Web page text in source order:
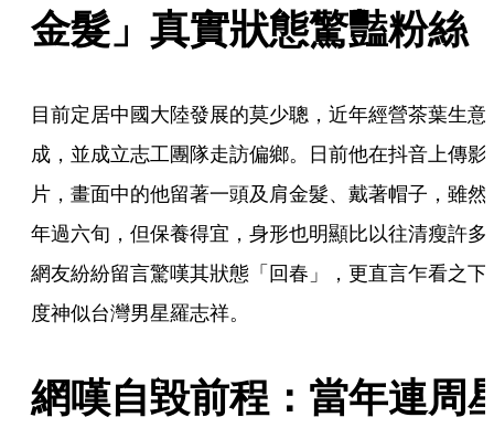
金髮」真實狀態驚豔粉絲
目前定居中國大陸發展的莫少聰，近年經營茶葉生意
成，並成立志工團隊走訪偏鄉。日前他在抖音上傳影
片，畫面中的他留著一頭及肩金髮、戴著帽子，雖然
年過六旬，但保養得宜，身形也明顯比以往清瘦許多
網友紛紛留言驚嘆其狀態「回春」，更直言乍看之下
度神似台灣男星羅志祥。
網嘆自毀前程：當年連周